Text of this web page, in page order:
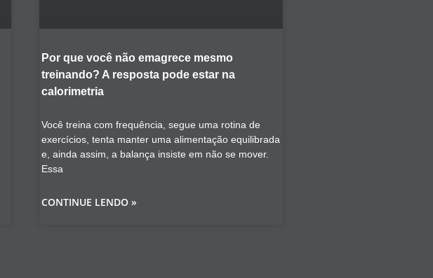
Por que você não emagrece mesmo
treinando? A resposta pode estar na
calorimetria
Você treina com frequência, segue uma rotina de
exercícios, tenta manter uma alimentação equilibrada
e, ainda assim, a balança insiste em não se mover.
Essa
CONTINUE LENDO »